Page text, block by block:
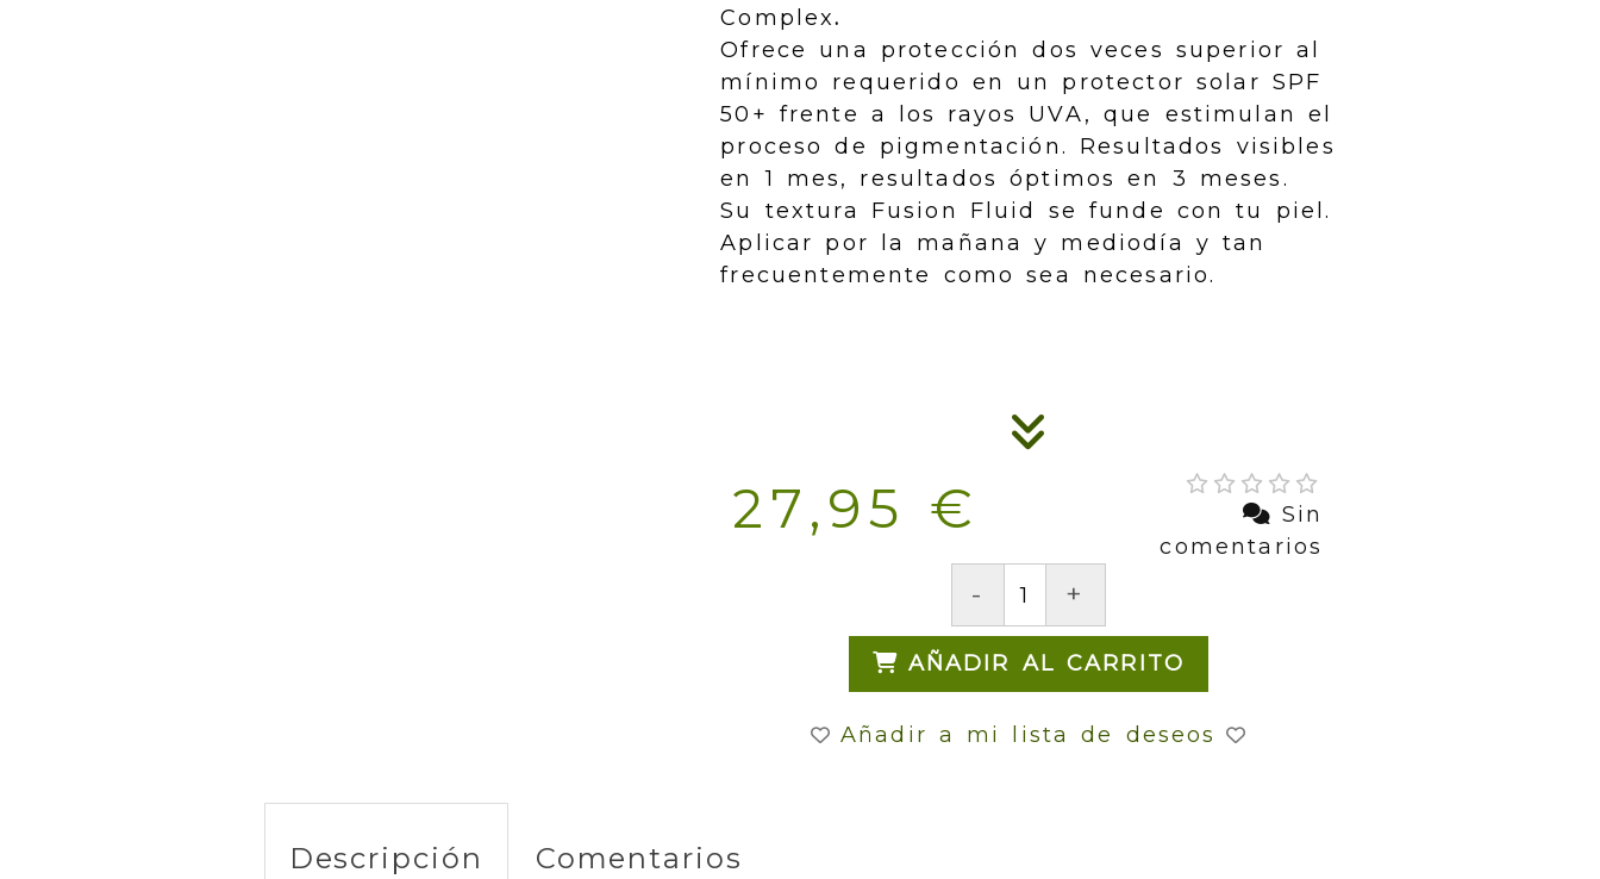
Complex.
Ofrece una protección dos veces superior al
mínimo requerido en un protector solar SPF
50+ frente a los rayos UVA, que estimulan el
proceso de pigmentación. Resultados visibles
en 1 mes, resultados óptimos en 3 meses.
Su textura Fusion Fluid se funde con tu piel.
Aplicar por la mañana y mediodía y tan
frecuentemente como sea necesario.
27,95 €
Sin
comentarios
- +
AÑADIR AL CARRITO
Añadir a mi lista de deseos
Descripción Comentarios